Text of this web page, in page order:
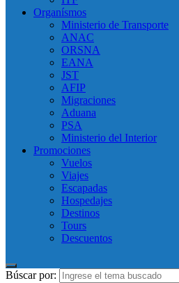
Organísmos
Ministerio de Transporte
ANAC
ORSNA
EANA
JST
AFIP
Migraciones
Aduana
PSA
Ministerio del Interior
Promociones
Vuelos
Viajes
Escapadas
Hospedajes
Destinos
Tours
Descuentos
Búscar por: